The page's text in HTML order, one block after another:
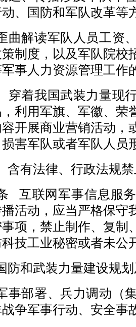
、国防和军队改革等
曲解读军队人员工资
制度，以及军队院校
事人力资源管理工作
穿着我国武装力量现
利用军旗、军徽、荣
开展商业营销活动，
害军队或者军队人员
含有法律、行政法规
互联网军事信息服
活动，应当严格保守
项，禁止制作、复制
技工业秘密或者未公
防和武装力量建设规
事部署、兵力调动（
争军事行动、安全事